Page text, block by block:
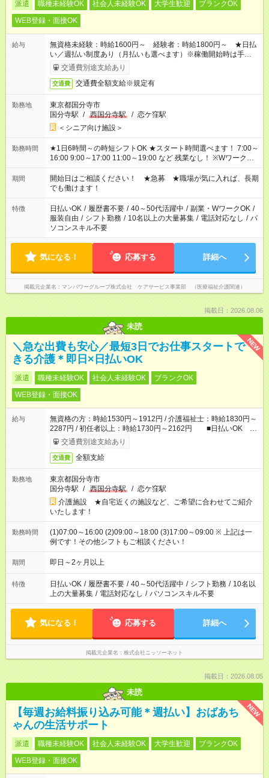
派遣 職種未経験OK 社会人未経験OK 大学生歓迎
ブランクOK
WEB登録・面接OK
給与
無資格未経験：時給1600円～ 経験者：時給1800円～ ★日払
い／週払い制度あり（月払いも選べます）※稼働開始時は手続き
完了次第のお支払いとなります。
交通費別途支給あり
交通費 交通費全額支給※規定有
勤務地
東京都国分寺市
国分寺駅 / 西国分寺駅 / 恋ケ窪駅
＜シニア向け施設＞
勤務時間
★1日6時間～の時短シフトOK ★スタート時間選べます！ 7:00～
16:00 9:00～17:00 11:00～19:00 など 残業なし！ ※Wワークの
場合、他のお仕事と合わせ週40時間超の就業はご案内できませ
ん ※法令に基づき、週20時間以上勤務は社会保険への加入対象
となります ※労働者派遣法（日雇い派遣の原則禁止）により、
短時間・短期間の就業はご案内が難しい場合があります
期間
開始日はご相談ください！ ★急募 ★職場が気に入れば、長期
でも働けます！
特徴 日払いOK / 履歴書不要 / 40～50代活躍中 / 副業・WワークOK /
服装自由 / シフト勤務 / 10名以上の大量募集 / 電話対応なし / パ
ソコンスキル不要
気になる！ 応募する 詳細へ
掲載元企業名 マンパワーグループ株式会社 ケアサービス事業部 （医療福祉介護関連）
掲載日：2026.08.06
未読
NEW
＼急な出費も安心／最短3日でお仕事スタートで
きる介護＊即日×日払いOK
派遣 職種未経験OK 社会人未経験OK
ブランクOK
WEB登録・面接OK
給与
無資格の方：時給1530円～1912円 / 介護福祉士：時給1830円～
2287円 / 初任者以上：時給1730円～2162円 ■日払いOK ■
日収例：1万2240円（時給1530円×8h）
交通費別途支給あり
交通費 全額支給
勤務地
東京都国分寺市
国分寺駅 / 西国分寺駅 / 恋ケ窪駅
介護施設 ★自宅近くの施設など、ご希望に合わせてご紹介
いたします！
勤務時間
(1)07:00～16:00 (2)09:00～18:00 (3)17:00～09:00 ※ 上記は一
例です！その他シフトもご相談ください！
期間 即日～2ヶ月以上
特徴 日払いOK / 履歴書不要 / 40～50代活躍中 / シフト勤務 / 10名以
上の大量募集 / 電話対応なし / パソコンスキル不要
気になる！ 応募する 詳細へ
掲載元企業名 株式会社ニッソーネット
掲載日：2026.08.05
未読
NEW
【毎週お給料振り込み可能＊週払い】おばあち
ゃんの生活サポート
派遣 職種未経験OK 社会人未経験OK 大学生歓迎
ブランクOK
WEB登録・面接OK